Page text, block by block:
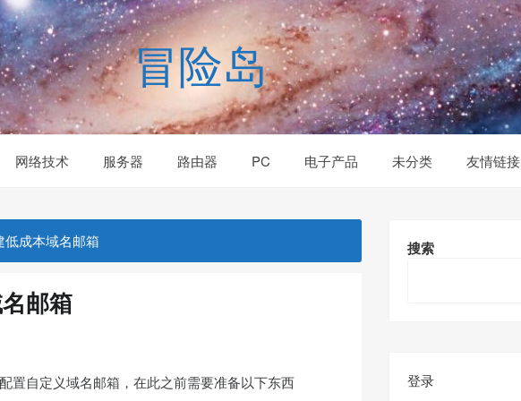
冒险岛
网络技术 服务器 路由器 PC 电子产品 未分类 友情链接
低成本域名邮箱
邮箱
置自定义域名邮箱，在此之前需要准备以下东西
搜索
登录